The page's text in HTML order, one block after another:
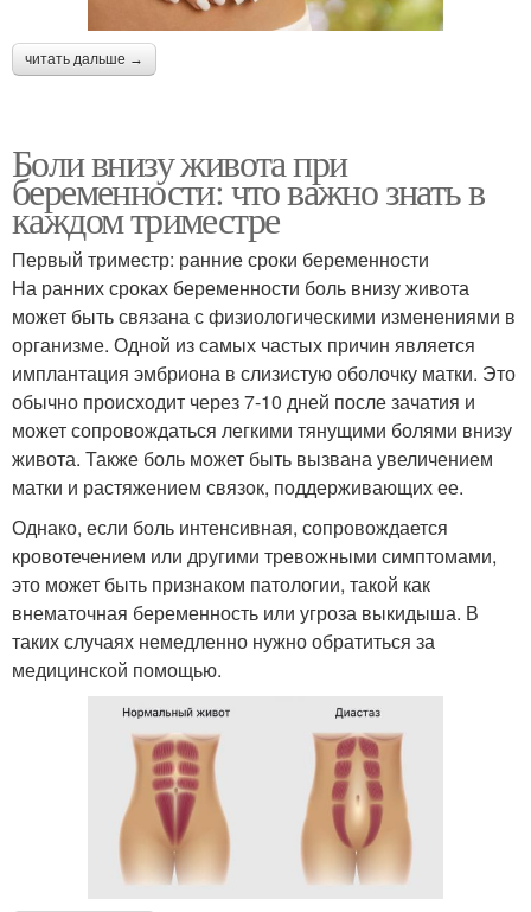
читать дальше →
Боли внизу живота при
беременности: что важно знать в
каждом триместре
Первый триместр: ранние сроки беременности
На ранних сроках беременности боль внизу живота
может быть связана с физиологическими изменениями в
организме. Одной из самых частых причин является
имплантация эмбриона в слизистую оболочку матки. Это
обычно происходит через 7-10 дней после зачатия и
может сопровождаться легкими тянущими болями внизу
живота. Также боль может быть вызвана увеличением
матки и растяжением связок, поддерживающих ее.
Однако, если боль интенсивная, сопровождается
кровотечением или другими тревожными симптомами,
это может быть признаком патологии, такой как
внематочная беременность или угроза выкидыша. В
таких случаях немедленно нужно обратиться за
медицинской помощью.